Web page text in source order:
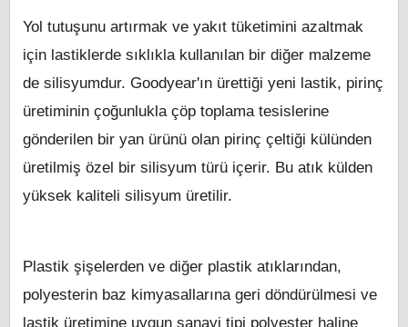
Yol tutuşunu artırmak ve yakıt tüketimini azaltmak
için lastiklerde sıklıkla kullanılan bir diğer malzeme
de silisyumdur. Goodyear'ın ürettiği yeni lastik, pirinç
üretiminin çoğunlukla çöp toplama tesislerine
gönderilen bir yan ürünü olan pirinç çeltiği külünden
üretilmiş özel bir silisyum türü içerir. Bu atık külden
yüksek kaliteli silisyum üretilir.
Plastik şişelerden ve diğer plastik atıklarından,
polyesterin baz kimyasallarına geri döndürülmesi ve
lastik üretimine uygun sanayi tipi polyester haline